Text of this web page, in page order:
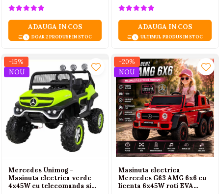
ADAUGA IN COS
DOAR 2 PRODUSE IN STOC
ADAUGA IN COS
ULTIMUL PRODUS IN STOC
-15%
NOU
Mercedes Unimog -
Masinuta electrica verde
4x45W cu telecomanda si
-20%
NOU
Masinuta electrica
Mercedes G63 AMG 6x6 cu
licenta 6x45W roti EVA